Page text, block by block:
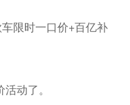
动了。